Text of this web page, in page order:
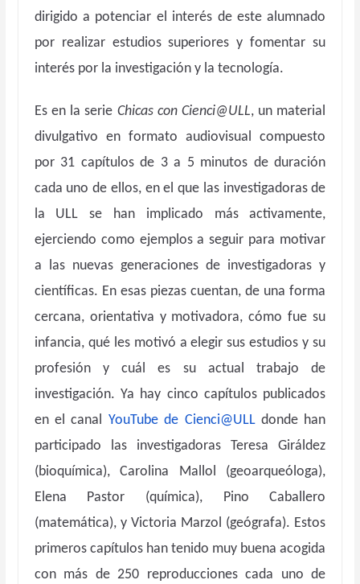
dirigido a potenciar el interés de este alumnado
por realizar estudios superiores y fomentar su
interés por la investigación y la tecnología.
Es en la serie Chicas con Cienci@ULL, un material
divulgativo en formato audiovisual compuesto
por 31 capítulos de 3 a 5 minutos de duración
cada uno de ellos, en el que las investigadoras de
la ULL se han implicado más activamente,
ejerciendo como ejemplos a seguir para motivar
a las nuevas generaciones de investigadoras y
científicas. En esas piezas cuentan, de una forma
cercana, orientativa y motivadora, cómo fue su
infancia, qué les motivó a elegir sus estudios y su
profesión y cuál es su actual trabajo de
investigación. Ya hay cinco capítulos publicados
en el canal YouTube de Cienci@ULLdonde han
participado las investigadoras Teresa Giráldez
(bioquímica), Carolina Mallol (geoarqueóloga),
Elena Pastor (química), Pino Caballero
(matemática), y Victoria Marzol (geógrafa). Estos
primeros capítulos han tenido muy buena acogida
con más de 250 reproducciones cada uno de